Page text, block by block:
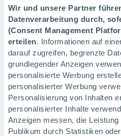
Wir und unsere Partner
Datenverarbeitung durch,
(Consent Management
erteilen. Informationen auf
darauf zugreifen, begrenzte
grundlegender Anzeigen
personalisierte Werbung
personalisierter Werbung
Personalisierung von Inhalten
personalisierter Inhalte
Anzeigen messen, die
Publikum durch Statistiken